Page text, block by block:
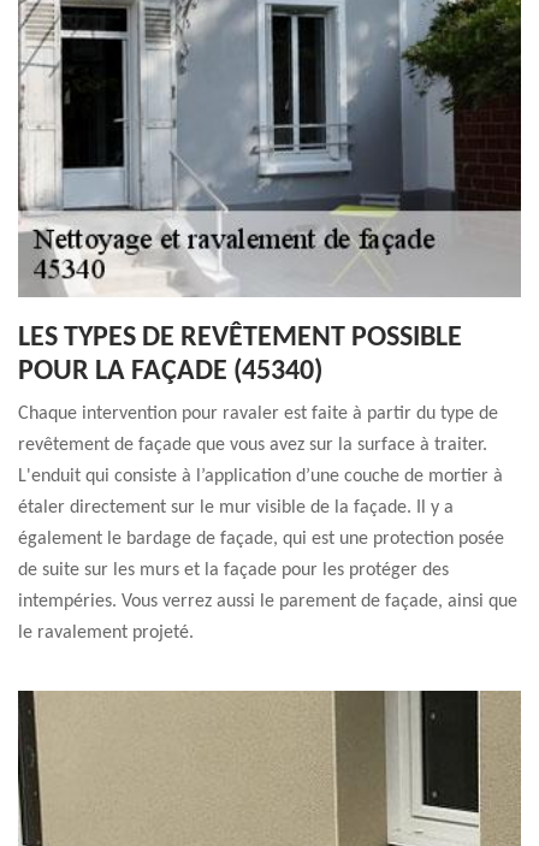
LES TYPES DE REVÊTEMENT POSSIBLE
POUR LA FAÇADE (45340)
Chaque intervention pour ravaler est faite à partir du type de
revêtement de façade que vous avez sur la surface à traiter.
L'enduit qui consiste à l’application d’une couche de mortier à
étaler directement sur le mur visible de la façade. Il y a
également le bardage de façade, qui est une protection posée
de suite sur les murs et la façade pour les protéger des
intempéries. Vous verrez aussi le parement de façade, ainsi que
le ravalement projeté.